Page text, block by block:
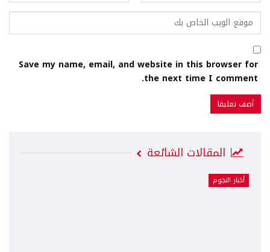
Save my name, email, and website in this browser for
the next time I comment.
المقالات الشائعة
أخبار النجوم